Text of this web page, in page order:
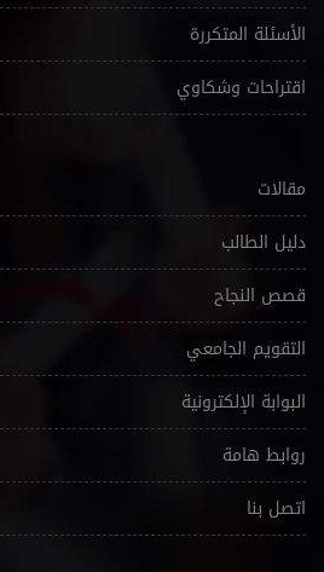
الأسئلة المتكررة
اقتراحات وشكاوي
مقالات
دليل الطالب
قصص النجاح
التقويم الجامعي
البوابة الإلكترونية
روابط هامة
اتصل بنا